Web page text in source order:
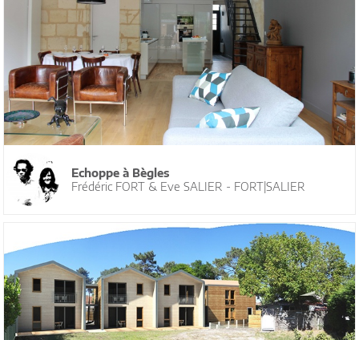
Echoppe à Bègles
Frédéric FORT & Eve SALIER - FORT|SALIER